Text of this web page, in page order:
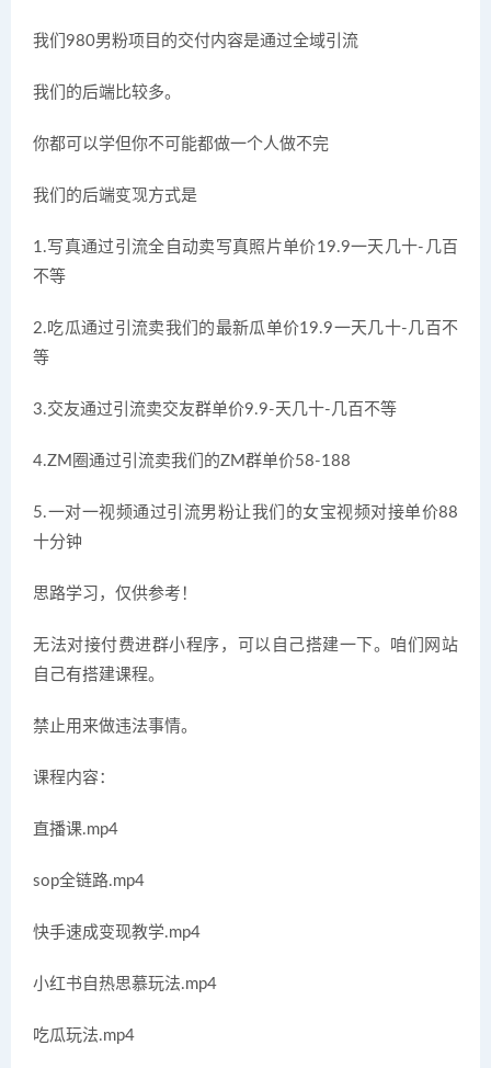
我们980男粉项目的交付内容是通过全域引流
我们的后端比较多。
你都可以学但你不可能都做一个人做不完
我们的后端变现方式是
1.写真通过引流全自动卖写真照片单价19.9一天几十-几百
不等
2.吃瓜通过引流卖我们的最新瓜单价19.9一天几十-几百不
等
3.交友通过引流卖交友群单价9.9-天几十-几百不等
4.ZM圈通过引流卖我们的ZM群单价58-188
5.一对一视频通过引流男粉让我们的女宝视频对接单价88
十分钟
思路学习，仅供参考！
无法对接付费进群小程序，可以自己搭建一下。咱们网站
自己有搭建课程。
禁止用来做违法事情。
课程内容：
直播课.mp4
sop全链路.mp4
快手速成变现教学.mp4
小红书自热思慕玩法.mp4
吃瓜玩法.mp4